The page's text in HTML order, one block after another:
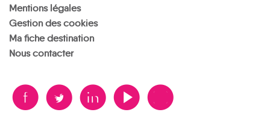
Mentions légales
Gestion des cookies
Ma fiche destination
Nous contacter
B A D F V